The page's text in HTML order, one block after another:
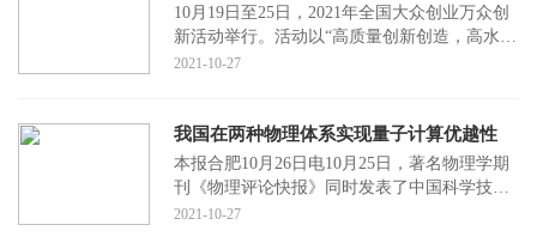
10月19日至25日，2021年全国大众创业万众创
新活动举行。活动以“高质量创新创造，高水平
创业就业”为主题，采用线上线下相结合的方
2021-10-27
我国在两种物理体系实现量子计算优越性
本报合肥10月26日电10月25日，著名物理学期
刊《物理评论快报》同时发表了中国科学技术
大学的两篇论文，文章表明，随着66比特的可
2021-10-27